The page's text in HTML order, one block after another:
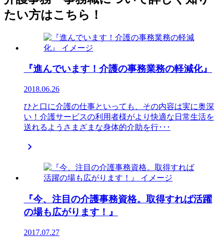
たい方はこちら！
『進んでいます！介護の事務業務の軽減化』
2018.06.26
ひと口に介護の仕事といっても、その内容は実に奥深
い！介護サービスの利用者様がより快適な日常生活を
送れるようさまざまな身体的介助を行･･･

『今、注目の介護事務資格。取得すれば活躍
の場も広がります！』
2017.07.27